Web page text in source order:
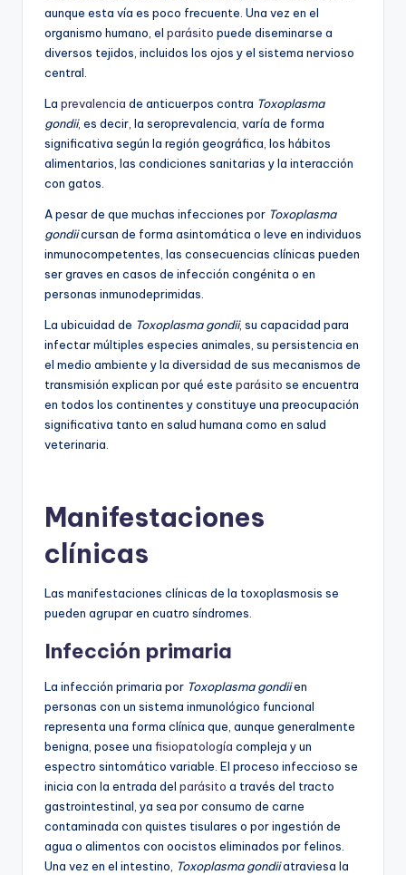
aunque esta vía es poco frecuente. Una vez en el
organismo humano, el parásito puede diseminarse a
diversos tejidos, incluidos los ojos y el sistema nervioso
central.
La prevalencia de anticuerpos contra Toxoplasma
gondii, es decir, la seroprevalencia, varía de forma
significativa según la región geográfica, los hábitos
alimentarios, las condiciones sanitarias y la interacción
con gatos.
A pesar de que muchas infecciones por Toxoplasma
gondiicursan de forma asintomática o leve en individuos
inmunocompetentes, las consecuencias clínicas pueden
ser graves en casos de infección congénita o en
personas inmunodeprimidas.
La ubicuidad de Toxoplasma gondii, su capacidad para
infectar múltiples especies animales, su persistencia en
el medio ambiente y la diversidad de sus mecanismos de
transmisión explican por qué este parásito se encuentra
en todos los continentes y constituye una preocupación
significativa tanto en salud humana como en salud
veterinaria.
Manifestaciones
clínicas
Las manifestaciones clínicas de la toxoplasmosis se
pueden agrupar en cuatro síndromes.
Infección primaria
La infección primaria por Toxoplasma gondiien
personas con un sistema inmunológico funcional
representa una forma clínica que, aunque generalmente
benigna, posee una fisiopatología compleja y un
espectro sintomático variable. El proceso infeccioso se
inicia con la entrada del parásito a través del tracto
gastrointestinal, ya sea por consumo de carne
contaminada con quistes tisulares o por ingestión de
agua o alimentos con oocistos eliminados por felinos.
Una vez en el intestino, Toxoplasma gondiiatraviesa la